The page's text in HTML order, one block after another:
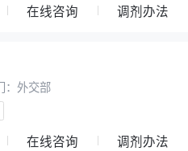
在线咨询 调剂办法
外交部
在线咨询 调剂办法